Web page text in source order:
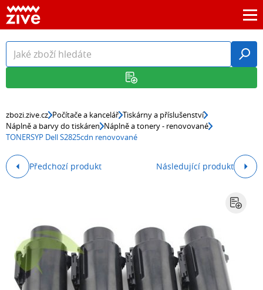
zbozi.zive.cz Počítače a kancelář Tiskárny a příslušenství
Náplně a barvy do tiskáren Náplně a tonery - renovované
TONERSYP Dell S2825cdn renovované
Předchozí produkt Následující produkt